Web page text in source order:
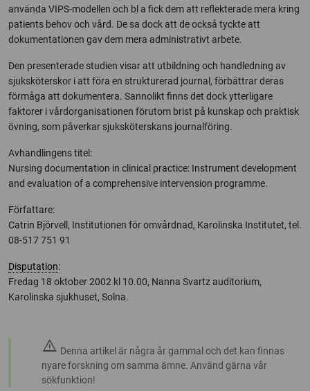
använda VIPS-modellen och bl a fick dem att reflekterade mera kring
patients behov och vård. De sa dock att de också tyckte att
dokumentationen gav dem mera administrativt arbete.
Den presenterade studien visar att utbildning och handledning av
sjuksköterskor i att föra en strukturerad journal, förbättrar deras
förmåga att dokumentera. Sannolikt finns det dock ytterligare
faktorer i vårdorganisationen förutom brist på kunskap och praktisk
övning, som påverkar sjuksköterskans journalföring.
Avhandlingens titel:
Nursing documentation in clinical practice: Instrument development
and evaluation of a comprehensive intervension programme.
Författare:
Catrin Björvell, Institutionen för omvårdnad, Karolinska Institutet, tel.
08-517 751 91
Disputation:
Fredag 18 oktober 2002 kl 10.00, Nanna Svartz auditorium,
Karolinska sjukhuset, Solna.
warning Denna artikel är några år gammal och det kan finnas
nyare forskning om samma ämne. Använd gärna vår
sökfunktion!